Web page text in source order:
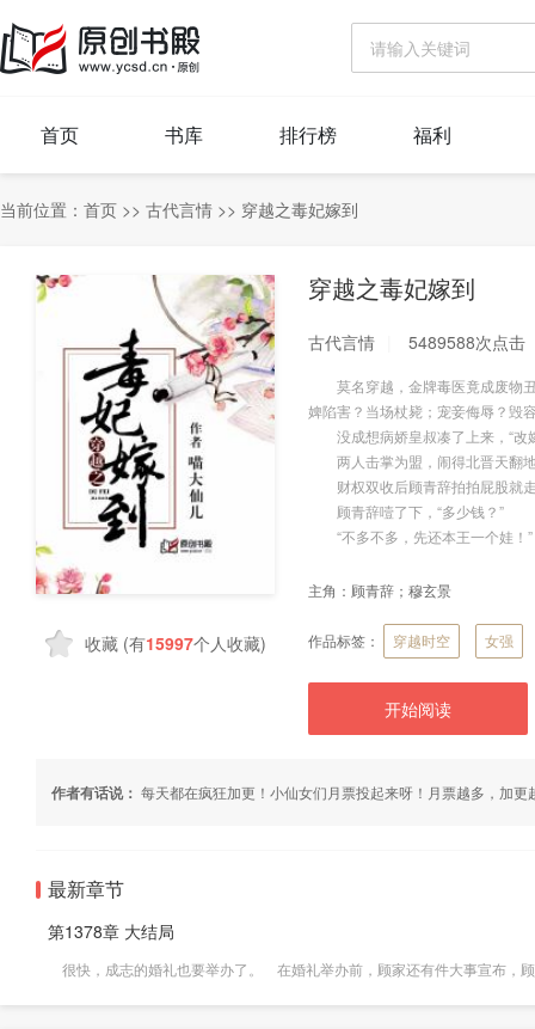
首页 书库 排行榜 福利
当前位置： 首页 >> 古代言情 >> 穿越之毒妃嫁到
收藏 (有15997个人收藏)
穿越之毒妃嫁到
古代言情 5489588次点击
莫名穿越，金牌毒医竟成废物丑
婢陷害？当场杖毙；宠妾侮辱？毁
没成想病娇皇叔凑了上来，“改
两人击掌为盟，闹得北晋天翻
财权双收后顾青辞拍拍屁股就走
顾青辞噎了下，“多少钱？”
“不多不多，先还本王一个娃！”
主角： 顾青辞；穆玄景
作品标签： 穿越时空 女强
开始阅读
作者有话说： 每天都在疯狂加更！小仙女们月票投起来呀！月票越多，加
最新章节
第1378章 大结局
很快，成志的婚礼也要举办了。 在婚礼举办前，顾家还有件大事宣布，